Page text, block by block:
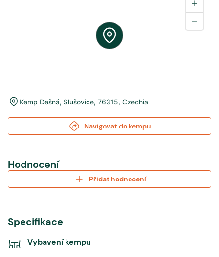
Kemp Dešná, Slušovice, 76315, Czechia
Navigovat do kempu
Hodnocení
Přidat hodnocení
Specifikace
Vybavení kempu